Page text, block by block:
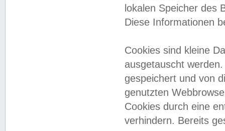
lokalen Speicher des
Diese Informationen
Cookies sind kleine
ausgetauscht
gespeichert und von
genutzten
Cookies durch eine
verhindern. Bereits